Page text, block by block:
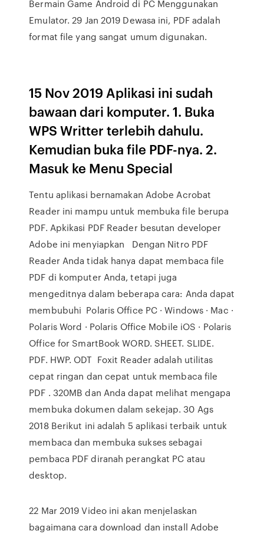
Bermain Game Android di PC Menggunakan
Emulator. 29 Jan 2019 Dewasa ini, PDF adalah
format file yang sangat umum digunakan.
15 Nov 2019 Aplikasi ini sudah
bawaan dari komputer. 1. Buka
WPS Writter terlebih dahulu.
Kemudian buka file PDF-nya. 2.
Masuk ke Menu Special
Tentu aplikasi bernamakan Adobe Acrobat
Reader ini mampu untuk membuka file berupa
PDF. Apkikasi PDF Reader besutan developer
Adobe ini menyiapkan Dengan Nitro PDF
Reader Anda tidak hanya dapat membaca file
PDF di komputer Anda, tetapi juga
mengeditnya dalam beberapa cara: Anda dapat
membubuhi Polaris Office PC · Windows · Mac ·
Polaris Word · Polaris Office Mobile iOS · Polaris
Office for SmartBook WORD. SHEET. SLIDE.
PDF. HWP. ODT Foxit Reader adalah utilitas
cepat ringan dan cepat untuk membaca file
PDF . 320MB dan Anda dapat melihat mengapa
membuka dokumen dalam sekejap. 30 Ags
2018 Berikut ini adalah 5 aplikasi terbaik untuk
membaca dan membuka sukses sebagai
pembaca PDF diranah perangkat PC atau
desktop.
22 Mar 2019 Video ini akan menjelaskan
bagaimana cara download dan install Adobe